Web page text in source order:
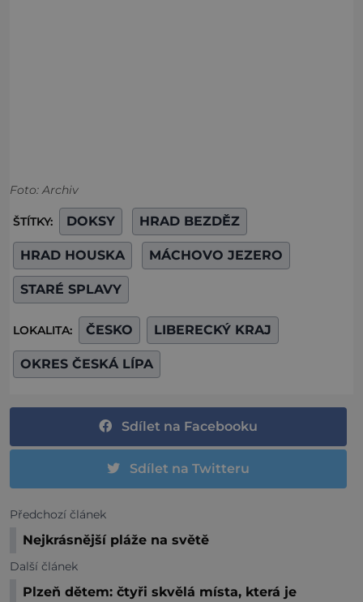
Foto: Archiv
ŠTÍTKY: DOKSY HRAD BEZDĚZ
HRAD HOUSKA MÁCHOVO JEZERO
STARÉ SPLAVY
LOKALITA: ČESKO LIBERECKÝ KRAJ
OKRES ČESKÁ LÍPA
Sdílet na Facebooku
Sdílet na Twitteru
Předchozí článek
Nejkrásnější pláže na světě
Další článek
Plzeň dětem: čtyři skvělá místa, která je